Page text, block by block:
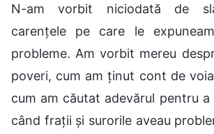
N-am vorbit niciodată de
carențele pe care le
probleme. Am vorbit mereu
poveri, cum am ținut cont de
cum am căutat adevărul pentru a
când frații și surorile aveau